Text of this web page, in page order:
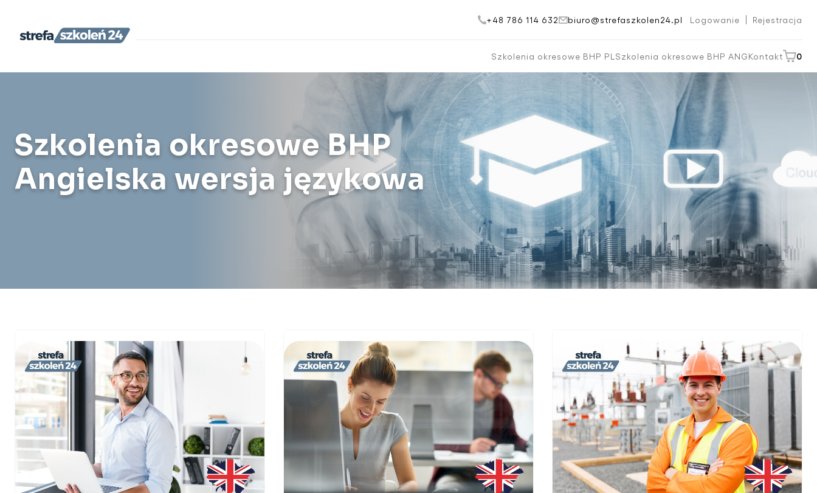
+48 786 114 632 biuro@strefaszkolen24.pl Logowanie Rejestracja
Szkolenia okresowe BHP PL Szkolenia okresowe BHP ANGKontakt 0
Szkolenia okresowe BHP
Angielska wersja językowa